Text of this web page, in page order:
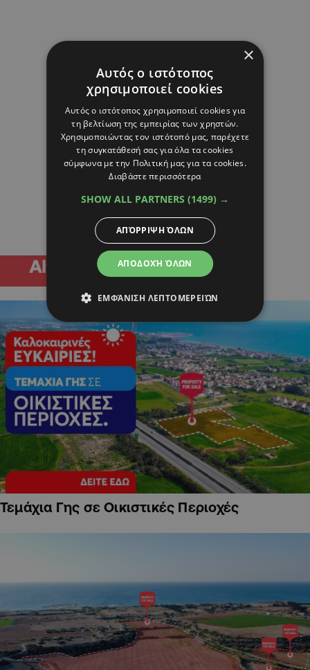
Τεμάχια Γης σε Οικιστικές Περιοχές
×
Αυτός ο ιστότοπος
χρησιμοποιεί cookies
Αυτός ο ιστότοπος χρησιμοποιεί cookies για
τη βελτίωση της εμπειρίας των χρηστών.
Χρησιμοποιώντας τον ιστότοπό μας, παρέχετε
τη συγκατάθεσή σας για όλα τα cookies
σύμφωνα με την Πολιτική μας για τα cookies.
Διαβάστε περισσότερα
SHOW ALL PARTNERS (1499) →
ΑΠΟΔΟΧΉ ΌΛΩΝ
ΑΠΌΡΡΙΨΗ ΌΛΩΝ
ΕΜΦΆΝΙΣΗ ΛΕΠΤΟΜΕΡΕΙΏΝ